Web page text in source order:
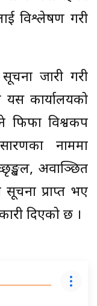
विश्लेषण गरी
जारी गरी
कार्यालयको
फिफा विश्वकप
नाममा
अवाञ्छित
प्राप्त भए
दिएको छ ।